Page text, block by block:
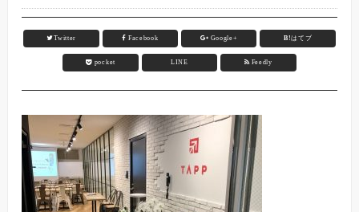
Twitter Facebook Google+ B!はてブ
pocket LINE Feedly